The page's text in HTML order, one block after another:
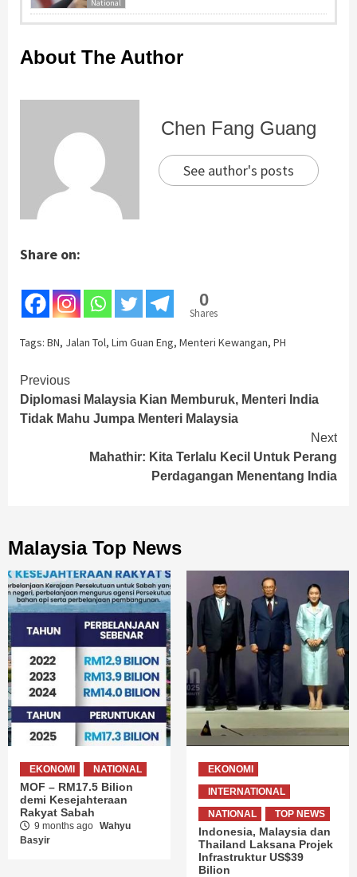
National
About The Author
Chen Fang Guang
See author's posts
Share on:
0
Shares
Tags: BN, Jalan Tol, Lim Guan Eng, Menteri Kewangan, PH
Continue
Reading
Previous
Diplomasi Malaysia Kian Memburuk, Menteri India
Tidak Mahu Jumpa Menteri Malaysia
Next
Mahathir: Kita Terlalu Kecil Untuk Perang
Perdagangan Menentang India
Malaysia Top News
EKONOMI NATIONAL
MOF – RM17.5 Bilion
demi Kesejahteraan
Rakyat Sabah
9 months ago Wahyu
Basyir
EKONOMI
INTERNATIONAL
NATIONAL
TOP NEWS
Indonesia, Malaysia dan
Thailand Laksana Projek
Infrastruktur US$39
Bilion